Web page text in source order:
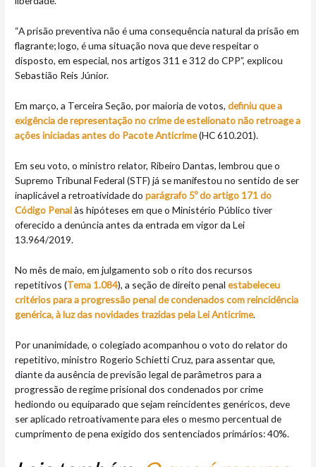
“A prisão preventiva não é uma consequência natural da prisão em
flagrante; logo, é uma situação nova que deve respeitar o
disposto, em especial, nos artigos 311 e 312 do CPP”, explicou
Sebastião Reis Júnior.
Em março, a Terceira Seção, por maioria de votos,definiu que a
exigência de representação no crime de estelionato não retroage a
ações iniciadas antes do Pacote Anticrime(HC 610.201).
Em seu voto, o ministro relator, Ribeiro Dantas, lembrou que o
Supremo Tribunal Federal (STF) já se manifestou no sentido de ser
inaplicável a retroatividade doparágrafo 5º do artigo 171 do
Código Penalàs hipóteses em que o Ministério Público tiver
oferecido a denúncia antes da entrada em vigor da Lei
13.964/2019.
No mês de maio, em julgamento sob o rito dos recursos
repetitivos (Tema 1.084), a seção de direito penalestabeleceu
critérios para a progressão penal de condenados com reincidência
genérica, à luz das novidades trazidas pela Lei Anticrime.
Por unanimidade, o colegiado acompanhou o voto do relator do
repetitivo, ministro Rogerio Schietti Cruz, para assentar que,
diante da ausência de previsão legal de parâmetros para a
progressão de regime prisional dos condenados por crime
hediondo ou equiparado que sejam reincidentes genéricos, deve
ser aplicado retroativamente para eles o mesmo percentual de
cumprimento de pena exigido dos sentenciados primários: 40%.